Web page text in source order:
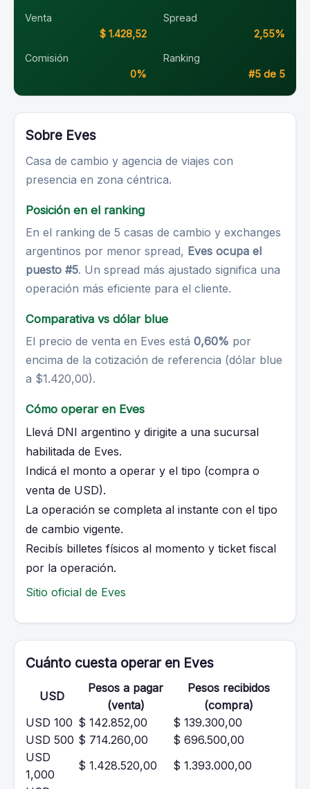
Venta
$ 1.428,52
Spread
2,55%
Comisión
0%
Ranking
#5 de 5
Sobre Eves
Casa de cambio y agencia de viajes con
presencia en zona céntrica.
Posición en el ranking
En el ranking de 5 casas de cambio y exchanges
argentinos por menor spread, Eves ocupa el
puesto #5. Un spread más ajustado significa una
operación más eficiente para el cliente.
Comparativa vs dólar blue
El precio de venta en Eves está 0,60% por
encima de la cotización de referencia (dólar blue
a $1.420,00).
Cómo operar en Eves
Llevá DNI argentino y dirigite a una sucursal
habilitada de Eves.
Indicá el monto a operar y el tipo (compra o
venta de USD).
La operación se completa al instante con el tipo
de cambio vigente.
Recibís billetes físicos al momento y ticket fiscal
por la operación.
Sitio oficial de Eves
Cuánto cuesta operar en Eves
USD
Pesos a pagar
(venta)
Pesos recibidos
(compra)
USD 100 $ 142.852,00
$ 139.300,00
USD 500 $ 714.260,00
$ 696.500,00
USD
1,000
$ 1.428.520,00
$ 1.393.000,00